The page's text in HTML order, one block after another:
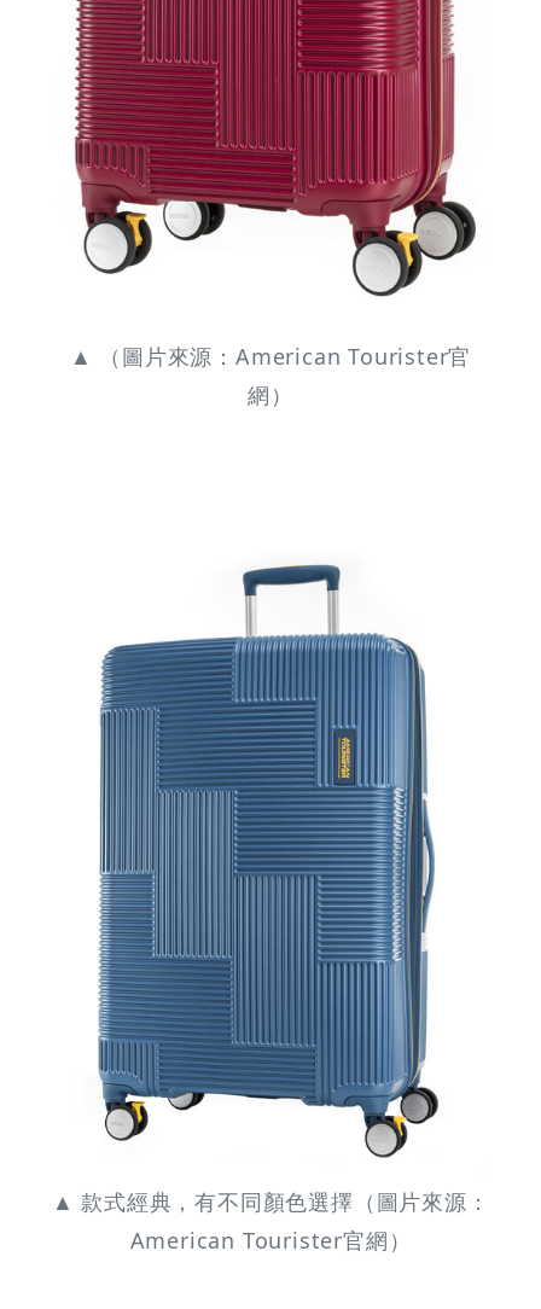
▲ （圖片來源：American Tourister官
網）
▲ 款式經典，有不同顏色選擇（圖片來源：
American Tourister官網）